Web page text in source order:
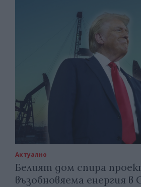
Актуално
Белият дом спира
възобновяема енергия